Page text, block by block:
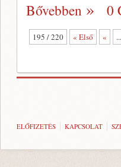
Bővebben 0
195 / 220 « Első « ...
ELŐFIZETÉS KAPCSOLAT